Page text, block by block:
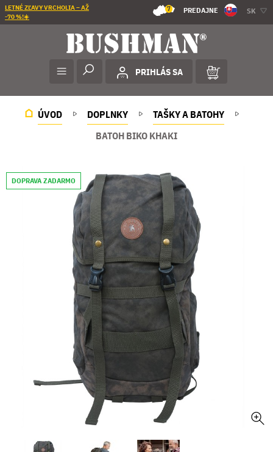
LETNÉ ZĽAVY VRCHOLIA – AŽ
-70 %!☀️
7 PREDAJNE SK
PRIHLÁS SA
ÚVOD DOPLNKY
TAŠKY A BATOHY
BATOH BIKO KHAKI
DOPRAVA ZADARMO